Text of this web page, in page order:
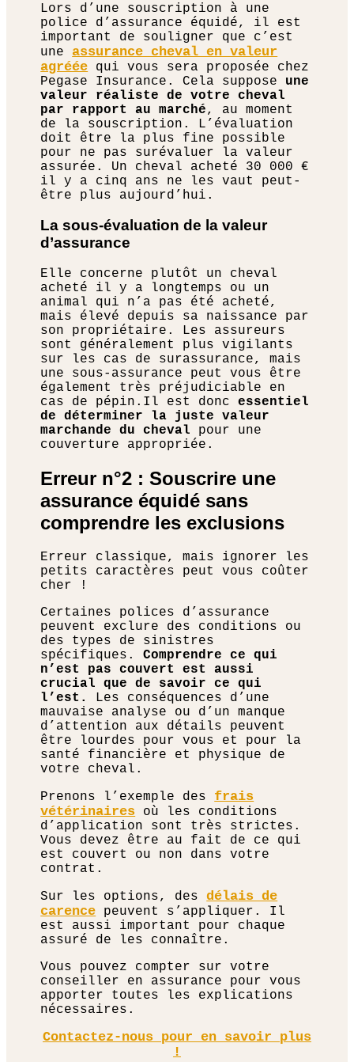
Lors d’une souscription à une
police d’assurance équidé, il est
important de souligner que c’est
une assurance cheval en valeur
agréée qui vous sera proposée chez
Pegase Insurance. Cela suppose une
valeur réaliste de votre cheval
par rapport au marché, au moment
de la souscription. L’évaluation
doit être la plus fine possible
pour ne pas surévaluer la valeur
assurée. Un cheval acheté 30 000 €
il y a cinq ans ne les vaut peut-
être plus aujourd’hui.
La sous-évaluation de la valeur
d’assurance
Elle concerne plutôt un cheval
acheté il y a longtemps ou un
animal qui n’a pas été acheté,
mais élevé depuis sa naissance par
son propriétaire. Les assureurs
sont généralement plus vigilants
sur les cas de surassurance, mais
une sous-assurance peut vous être
également très préjudiciable en
cas de pépin.Il est doncessentiel
de déterminer la juste valeur
marchande du cheval pour une
couverture appropriée.
Erreur n°2 : Souscrire une
assurance équidé sans
comprendre les exclusions
Erreur classique, mais ignorer les
petits caractères peut vous coûter
cher !
Certaines polices d’assurance
peuvent exclure des conditions ou
des types de sinistres
spécifiques.Comprendre ce qui
n’est pas couvert est aussi
crucial que de savoir ce qui
l’est.
Les conséquences d’une
mauvaise analyse ou d’un manque
d’attention aux détails peuvent
être lourdes pour vous et pour la
santé financière et physique de
votre cheval.
Prenons l’exemple des frais
vétérinaires où les conditions
d’application sont très strictes.
Vous devez être au fait de ce qui
est couvert ou non dans votre
contrat.
Sur les options, desdélais de
carence peuvent s’appliquer. Il
est aussi important pour chaque
assuré de les connaître.
Vous pouvez compter sur votre
conseiller en assurance pour vous
apporter toutes les explications
nécessaires.
Contactez-nous pour en savoir plus
!